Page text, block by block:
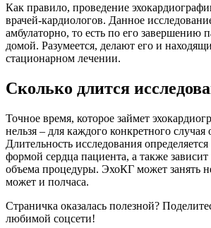
Как правило, проведение
врачей-кардиологов. Данное
амбулаторно, то есть по его завершению
домой. Разумеется, делают его и
стационарном лечении.
Сколько длится
Точное время, которое займет
нельзя – для каждого конкретного случая
Длительность исследования
формой сердца пациента, а также
объема процедуры. ЭхоКГ может занять
может и полчаса.
Страничка оказалась полезной?
любимой соцсети!